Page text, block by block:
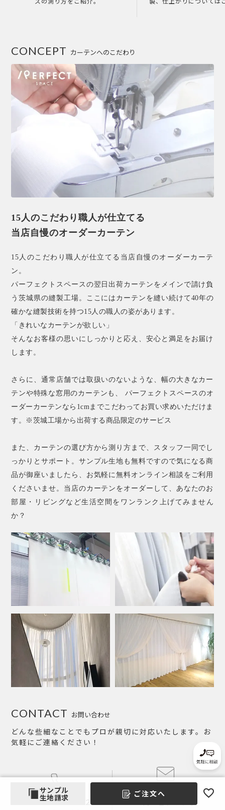
カーテンへのこだわり
CONCEPT
15人のこだわり職人が仕立てる
当店自慢のオーダーカーテン
15人のこだわり職人が仕立てる当店自慢のオーダーカーテ
ン。
パーフェクトスペースの翌日出荷カーテンをメインで請け負
う茨城県の縫製工場。ここにはカーテンを縫い続けて40年の
確かな縫製技術を持つ15人の職人の姿があります。
「きれいなカーテンが欲しい」
そんなお客様の思いにしっかりと応え、安心と満足をお届け
します。
さらに、通常店舗では取扱いのないような、幅の大きなカー
テンや特殊な窓用のカーテンも、 パーフェクトスペースのオ
ーダーカーテンなら1cmまでこだわってお買い求めいただけま
す。※茨城工場から出荷する商品限定のサービス
また、カーテンの選び方から測り方まで、スタッフ一同でし
っかりとサポート。サンプル生地も無料ですので気になる商
品が御座いましたら、お気軽に無料オンライン相談をご利用
くださいませ。当店のカーテンをオーダーして、あなたのお
部屋・リビングなど生活空間をワンランク上げてみません
か？
お問い合わせ
CONTACT
どんな些細なことでもプロが親切に対応いたします。お
気軽にご連絡ください！
0120-989-872
メールで
サンプル
生地請求
ご注文へ